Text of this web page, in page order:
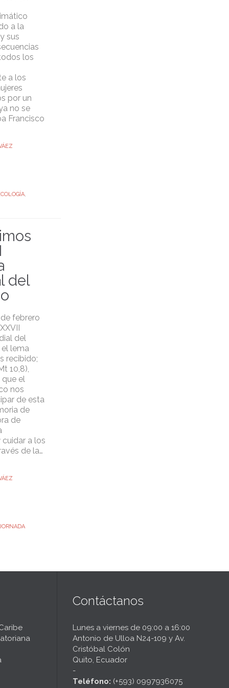
a la
sus
los
a los
por un
no se
Francisco
,
del
de febrero
del
lema
recibido;
10,8),
que el
nos
de esta
de
de
a los
de la…
Contáctanos
Lunes a viernes de 09:00 a 16:00
Antonio de Ulloa N24-109 y Av.
Cristóbal Colón
Quito, Ecuador
-
Teléfono: (+593) 0997936075